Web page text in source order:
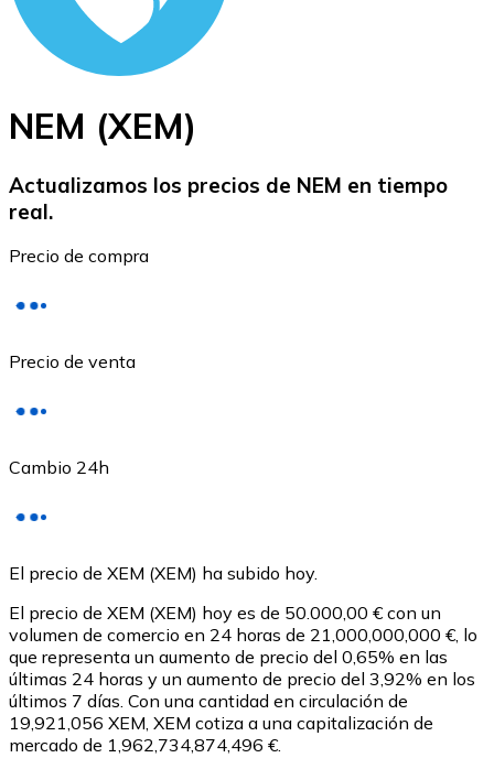
Ethereum
ETH
USDC
NEM (XEM)
Actualizamos los precios de NEM en tiempo
real.
Precio de compra
Precio de venta
Cambio 24h
El precio de XEM (XEM) ha subido hoy.
El precio de XEM (XEM) hoy es de 50.000,00 € con un
volumen de comercio en 24 horas de 21,000,000,000 €, lo
que representa un aumento de precio del 0,65% en las
últimas 24 horas y un aumento de precio del 3,92% en los
últimos 7 días. Con una cantidad en circulación de
19,921,056 XEM, XEM cotiza a una capitalización de
mercado de 1,962,734,874,496 €.